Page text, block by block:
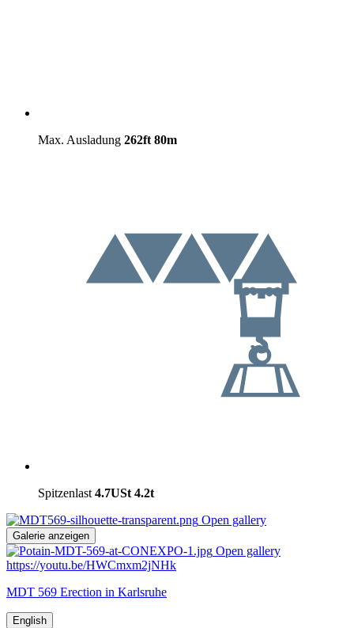
Max. Ausladung 262ft 80m
Spitzenlast 4.7USt 4.2t
Open gallery
Galerie anzeigen
Open gallery
https://youtu.be/HWCmxm2jNHk
MDT 569 Erection in Karlsruhe
English